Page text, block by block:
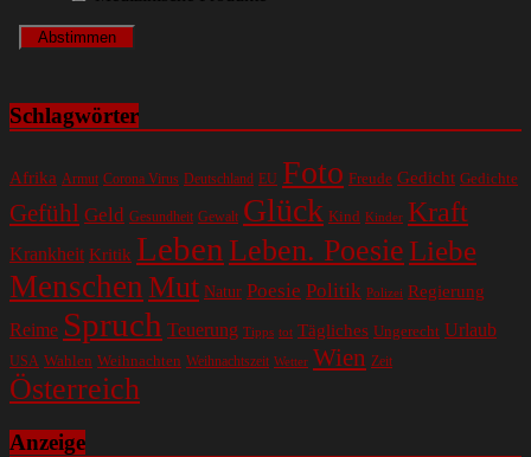
Schlagwörter
Afrika Armut Corona Virus Deutschland EU Foto Freude Gedicht Gedichte
Gefühl Geld Gesundheit Gewalt Glück Kind Kinder Kraft
Krankheit Kritik Leben Leben. Poesie Liebe
Menschen Mut Natur Poesie Politik Polizei Regierung
Reime Spruch Teuerung Tipps tot Tägliches Ungerecht Urlaub
USA Wahlen Weihnachten Weihnachtszeit Wetter Wien Zeit
Österreich
Anzeige